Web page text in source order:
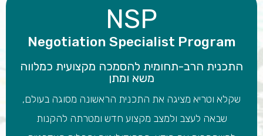
NSP
Negotiation Specialist Program
התכנית הרב-תחומית להסמכה מקצועית כמלווה
משא ומתן
שקלא וטריא מציגה את התכנית הראשונה מסוגה בעולם,
שבאה לעצב ולמצב מקצוע חדש ומטרתה להקנות